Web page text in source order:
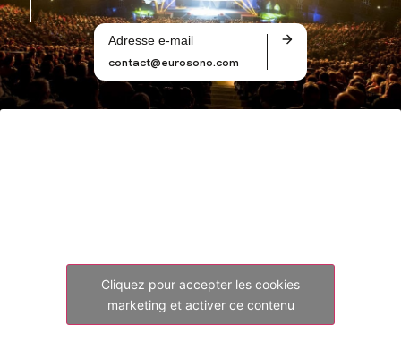
Adresse e-mail
contact@eurosono.com
Cliquez pour accepter les cookies
marketing et activer ce contenu